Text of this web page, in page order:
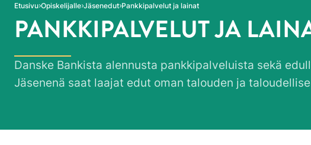
Etusivu Opiskelijalle Jäsenedut Pankkipalvelut ja lainat
PANKKIPALVELUT JA
Danske Bankista alennusta pankkipalveluista sekä
Jäsenenä saat laajat edut oman talouden ja